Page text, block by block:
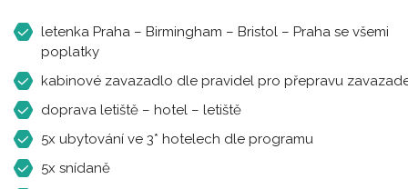
letenka Praha – Birmingham – Bristol – Praha se všemi
poplatky
kabinové zavazadlo dle pravidel pro přepravu
doprava letiště – hotel – letiště
5x ubytování ve 3* hotelech dle programu
5x snídaně